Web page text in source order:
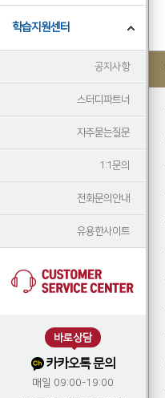
학습지원센터
공지사항
스터디파트너
자주묻는질문
1:1문의
전화문의안내
유용한사이트
바로상담
카카오톡 문의
매일 09:00-19:00
정